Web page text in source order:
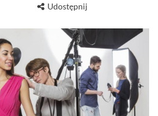
Udostępnij